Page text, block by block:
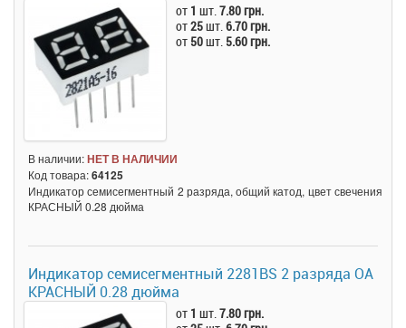
от 1 шт.7.80 грн.
от25шт.6.70 грн.
от 50шт. 5.60 грн.
В наличии:НЕТ В НАЛИЧИИ
Код товара:64125
Индикатор семисегментный 2 разряда, общий катод, цвет свечения
КРАСНЫЙ 0.28 дюйма
Индикатор семисегментный 2281BS 2 разряда ОА
КРАСНЫЙ 0.28 дюйма
от 1 шт.7.80 грн.